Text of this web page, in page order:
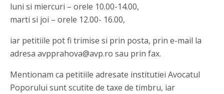
luni si miercuri – orele 10.00-14.00,
marti si joi – orele 12.00- 16.00,
iar petitiile pot fi trimise si prin posta, prin e-mail la
adresa avpprahova@avp.ro sau prin fax.
Mentionam ca petitiile adresate institutiei Avocatul
Poporului sunt scutite de taxe de timbru, iar